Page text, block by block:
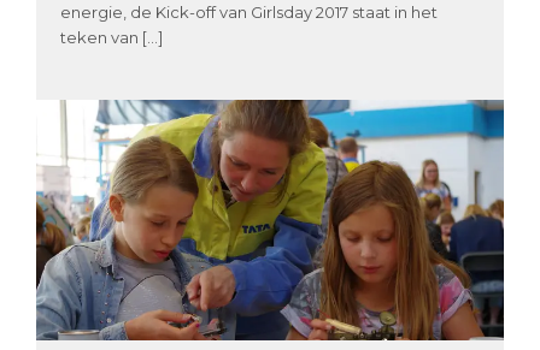
energie, de Kick-off van Girlsday 2017 staat in het
teken van […]